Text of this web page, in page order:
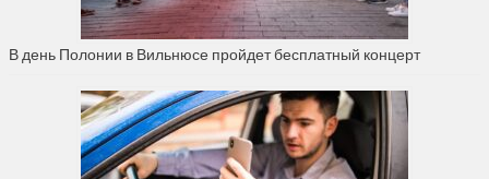
В день Полонии в Вильнюсе пройдет бесплатный концерт